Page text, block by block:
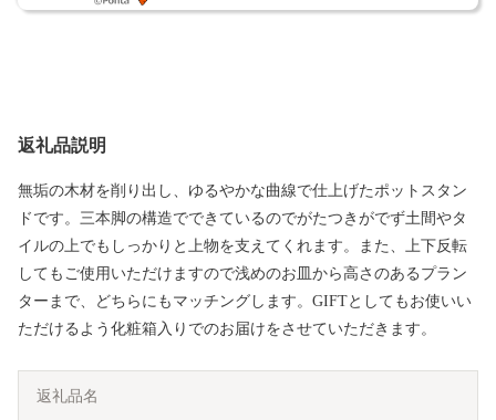
返礼品説明
無垢の木材を削り出し、ゆるやかな曲線で仕上げたポットスタン
ドです。三本脚の構造でできているのでがたつきがでず土間やタ
イルの上でもしっかりと上物を⽀えてくれます。また、上下反転
してもご使用いただけますので浅めのお皿から高さのあるプラン
ターまで、どちらにもマッチングします。GIFTとしてもお使いい
ただけるよう化粧箱入りでのお届けをさせていただきます。
返礼品名